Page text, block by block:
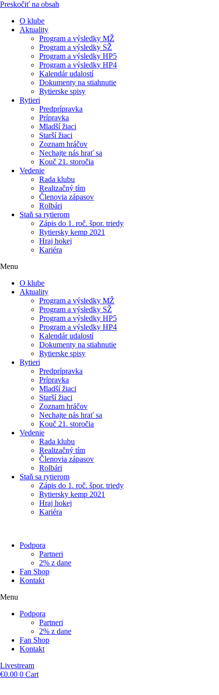
Preskočiť na obsah
O klube
Aktuality
Program a výsledky MŽ
Program a výsledky SŽ
Program a výsledky HP5
Program a výsledky HP4
Kalendár udalostí
Dokumenty na stiahnutie
Rytierske spisy
Rytieri
Predprípravka
Prípravka
Mladší žiaci
Starší žiaci
Zoznam hráčov
Nechajte nás hrať sa
Kouč 21. storočia
Vedenie
Rada klubu
Realizačný tím
Členovia zápasov
Rolbári
Staň sa rytierom
Zápis do 1. roč. špor. triedy
Rytiersky kemp 2021
Hraj hokej
Kariéra
Menu
O klube
Aktuality
Program a výsledky MŽ
Program a výsledky SŽ
Program a výsledky HP5
Program a výsledky HP4
Kalendár udalostí
Dokumenty na stiahnutie
Rytierske spisy
Rytieri
Predprípravka
Prípravka
Mladší žiaci
Starší žiaci
Zoznam hráčov
Nechajte nás hrať sa
Kouč 21. storočia
Vedenie
Rada klubu
Realizačný tím
Členovia zápasov
Rolbári
Staň sa rytierom
Zápis do 1. roč. špor. triedy
Rytiersky kemp 2021
Hraj hokej
Kariéra
Podpora
Partneri
2% z dane
Fan Shop
Kontakt
Menu
Podpora
Partneri
2% z dane
Fan Shop
Kontakt
Livestream
€0.00 0 Cart